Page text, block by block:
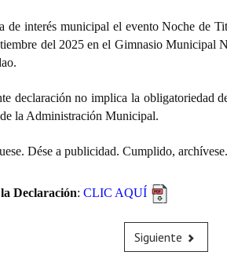
de interés municipal el evento Noche de
del 2025 en el Gimnasio Municipal
declaración no implica la obligatoriedad
la Administración Municipal.
Dése a publicidad. Cumplido, archívese.
Declaración: CLIC AQUÍ
Siguiente